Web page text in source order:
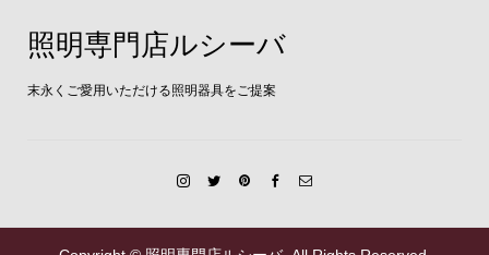
照明専門店ルシーバ
末永くご愛用いただける照明器具をご提案